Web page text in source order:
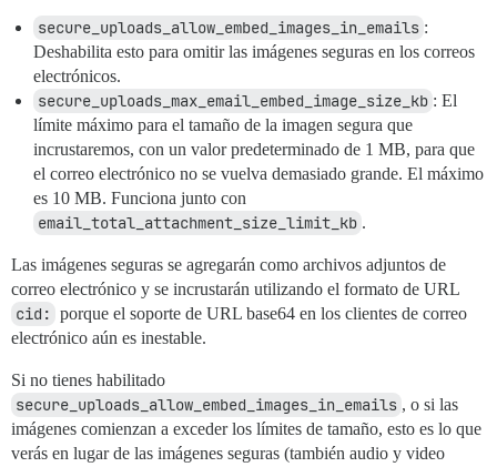
secure_uploads_allow_embed_images_in_emails :
Deshabilita esto para omitir las imágenes seguras en los correos
electrónicos.
secure_uploads_max_email_embed_image_size_kb : El
límite máximo para el tamaño de la imagen segura que
incrustaremos, con un valor predeterminado de 1 MB, para que
el correo electrónico no se vuelva demasiado grande. El máximo
es 10 MB. Funciona junto con
email_total_attachment_size_limit_kb .
Las imágenes seguras se agregarán como archivos adjuntos de
correo electrónico y se incrustarán utilizando el formato de URL
cid: porque el soporte de URL base64 en los clientes de correo
electrónico aún es inestable.
Si no tienes habilitado
secure_uploads_allow_embed_images_in_emails , o si las
imágenes comienzan a exceder los límites de tamaño, esto es lo que
verás en lugar de las imágenes seguras (también audio y video